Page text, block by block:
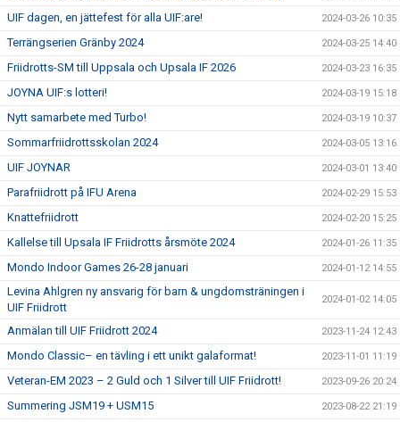
UIF dagen, en jättefest för alla UIF:are! 2024-03-26 10:35
Terrängserien Gränby 2024 2024-03-25 14:40
Friidrotts-SM till Uppsala och Upsala IF 2026 2024-03-23 16:35
JOYNA UIF:s lotteri! 2024-03-19 15:18
Nytt samarbete med Turbo! 2024-03-19 10:37
Sommarfriidrottsskolan 2024 2024-03-05 13:16
UIF JOYNAR 2024-03-01 13:40
Parafriidrott på IFU Arena 2024-02-29 15:53
Knattefriidrott 2024-02-20 15:25
Kallelse till Upsala IF Friidrotts årsmöte 2024 2024-01-26 11:35
Mondo Indoor Games 26-28 januari 2024-01-12 14:55
Levina Ahlgren ny ansvarig för barn & ungdomsträningen i
UIF Friidrott
2024-01-02 14:05
Anmälan till UIF Friidrott 2024 2023-11-24 12:43
Mondo Classic– en tävling i ett unikt galaformat! 2023-11-01 11:19
Veteran-EM 2023 – 2 Guld och 1 Silver till UIF Friidrott! 2023-09-26 20:24
Summering JSM19 + USM15 2023-08-22 21:19